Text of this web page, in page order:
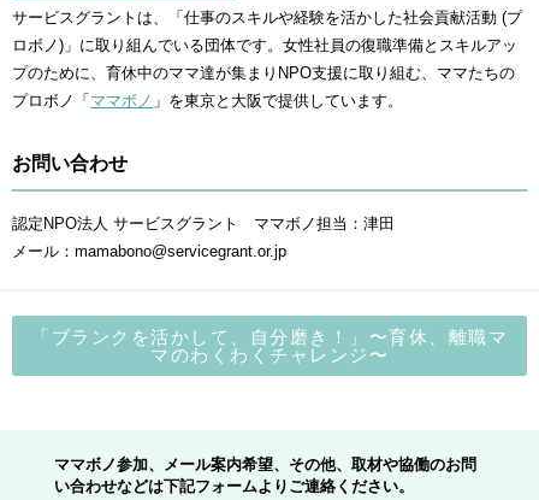
サービスグラントは、「仕事のスキルや経験を活かした社会貢献活動 (プ
ロボノ)」に取り組んでいる団体です。女性社員の復職準備とスキルアッ
プのために、育休中のママ達が集まりNPO支援に取り組む、ママたちの
プロボノ「 ママボノ 」を東京と大阪で提供しています。
お問い合わせ
認定NPO法人 サービスグラント ママボノ担当：津田
メール：mamabono@servicegrant.or.jp
「ブランクを活かして、自分磨き！」〜育休、離職マ
マのわくわくチャレンジ〜
ママボノ参加、メール案内希望、その他、取材や協働のお問
い合わせなどは下記フォームよりご連絡ください。